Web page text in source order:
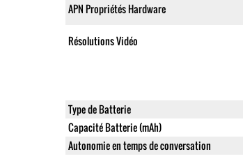
APN Propriétés Hardware
Résolutions Vidéo
Type de Batterie
Capacité Batterie (mAh)
Autonomie en temps de conversation